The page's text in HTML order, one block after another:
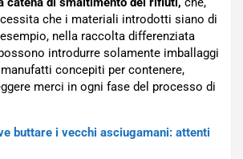
che i materiali introdotti siano di
nella raccolta differenziata
introdurre solamente imballaggi
concepiti per contenere,
merci in ogni fase del processo di
buttare i vecchi asciugamani: attenti